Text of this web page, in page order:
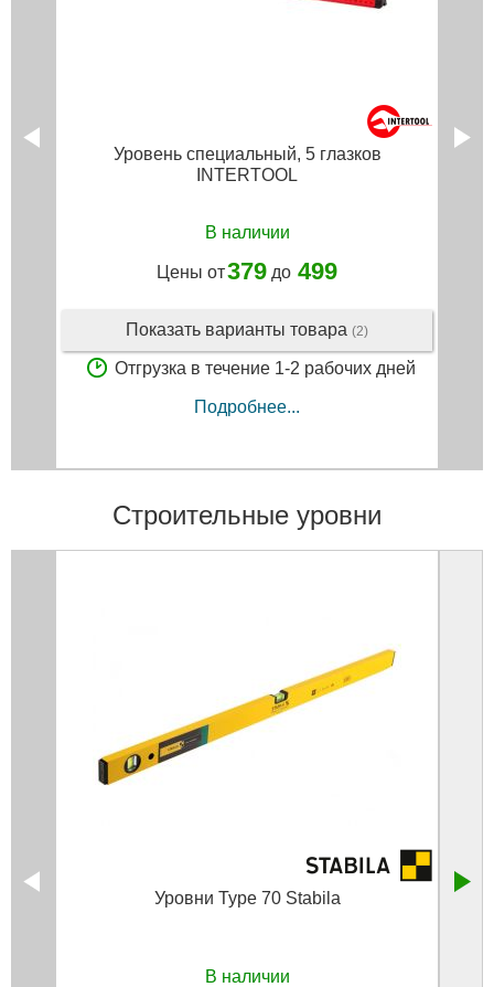
Уровень специальный, 5 глазков
INTERTOOL
В наличии
Цены от379 до 499
Показать варианты товара (2)
Отгрузка в течение 1-2 рабочих дней
Подробнее...
Строительные уровни
Уровни Type 70 Stabila
В наличии